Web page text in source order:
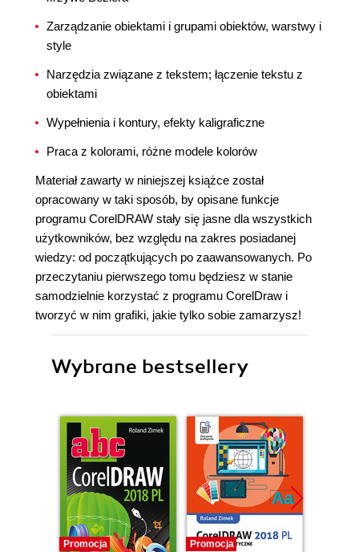
Zarządzanie obiektami i grupami obiektów, warstwy i
style
Narzędzia związane z tekstem; łączenie tekstu z
obiektami
Wypełnienia i kontury, efekty kaligraficzne
Praca z kolorami, różne modele kolorów
Materiał zawarty w niniejszej książce został
opracowany w taki sposób, by opisane funkcje
programu CorelDRAW stały się jasne dla wszystkich
użytkowników, bez względu na zakres posiadanej
wiedzy: od początkujących po zaawansowanych. Po
przeczytaniu pierwszego tomu będziesz w stanie
samodzielnie korzystać z programu CorelDraw i
tworzyć w nim grafiki, jakie tylko sobie zamarzysz!
Wybrane bestsellery
Promocja Promocja